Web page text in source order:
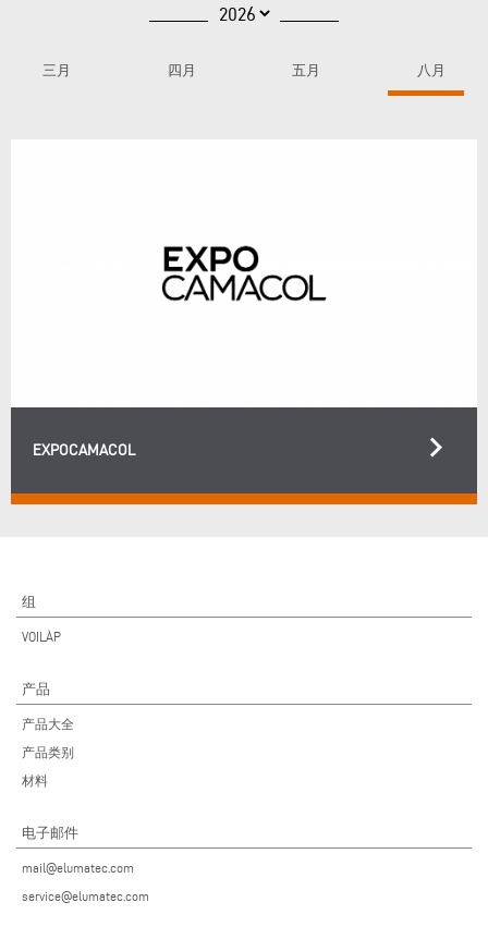
三月 四月 五月 八月
EXPOCAMACOL keyboard_arrow_right
组
VOILÀP
产品
产品大全
产品类别
材料
电子邮件
mail@elumatec.com
service@elumatec.com